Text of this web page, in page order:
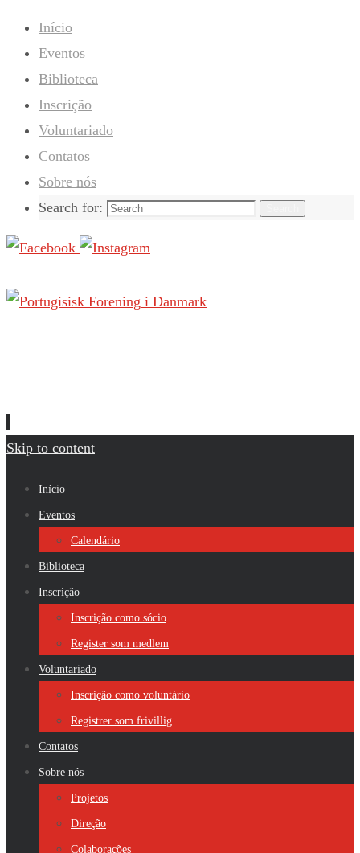
Início
Eventos
Biblioteca
Inscrição
Voluntariado
Contatos
Sobre nós
Search for:
Skip to content
Início
Eventos
Calendário
Biblioteca
Inscrição
Inscrição como sócio
Register som medlem
Voluntariado
Inscrição como voluntário
Registrer som frivillig
Contatos
Sobre nós
Projetos
Direção
Colaborações